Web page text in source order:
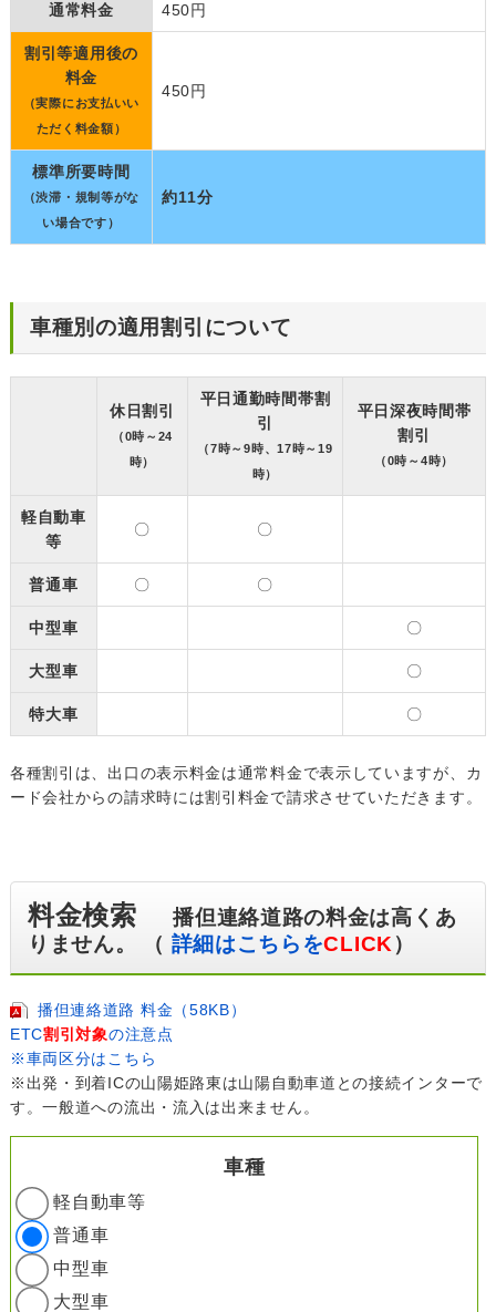
通常料金 450円
割引等適用後の
料金
（実際にお支払いい
ただく料金額）
450円
標準所要時間
（渋滞・規制等がな
い場合です）
約11分
車種別の適用割引について
休日割引
（0時～24
時）
平日通勤時間帯割
引
（7時～9時、17時～19
時）
平日深夜時間帯
割引
（0時～4時）
軽自動車
等
〇 〇
普通車 〇 〇
中型車 〇
大型車 〇
特大車 〇
各種割引は、出口の表示料金は通常料金で表示していますが、カ
ード会社からの請求時には割引料金で請求させていただきます。
料金検索播但連絡道路の料金は高くあ
りません。 （ 詳細はこちらをCLICK ）
播但連絡道路 料金（58KB）
ETC割引対象の注意点
※車両区分はこちら
※出発・到着ICの山陽姫路東は山陽自動車道との接続インターで
す。一般道への流出・流入は出来ません。
車種
軽自動車等
普通車
中型車
大型車